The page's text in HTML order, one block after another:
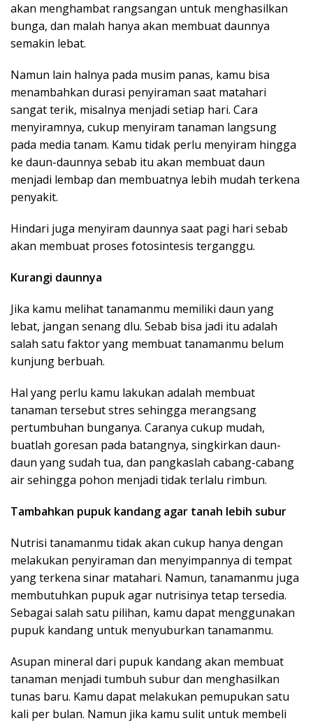
akan menghambat rangsangan untuk menghasilkan
bunga, dan malah hanya akan membuat daunnya
semakin lebat.
Namun lain halnya pada musim panas, kamu bisa
menambahkan durasi penyiraman saat matahari
sangat terik, misalnya menjadi setiap hari. Cara
menyiramnya, cukup menyiram tanaman langsung
pada media tanam. Kamu tidak perlu menyiram hingga
ke daun-daunnya sebab itu akan membuat daun
menjadi lembap dan membuatnya lebih mudah terkena
penyakit.
Hindari juga menyiram daunnya saat pagi hari sebab
akan membuat proses fotosintesis terganggu.
Kurangi daunnya
Jika kamu melihat tanamanmu memiliki daun yang
lebat, jangan senang dlu. Sebab bisa jadi itu adalah
salah satu faktor yang membuat tanamanmu belum
kunjung berbuah.
Hal yang perlu kamu lakukan adalah membuat
tanaman tersebut stres sehingga merangsang
pertumbuhan bunganya. Caranya cukup mudah,
buatlah goresan pada batangnya, singkirkan daun-
daun yang sudah tua, dan pangkaslah cabang-cabang
air sehingga pohon menjadi tidak terlalu rimbun.
Tambahkan pupuk kandang agar tanah lebih subur
Nutrisi tanamanmu tidak akan cukup hanya dengan
melakukan penyiraman dan menyimpannya di tempat
yang terkena sinar matahari. Namun, tanamanmu juga
membutuhkan pupuk agar nutrisinya tetap tersedia.
Sebagai salah satu pilihan, kamu dapat menggunakan
pupuk kandang untuk menyuburkan tanamanmu.
Asupan mineral dari pupuk kandang akan membuat
tanaman menjadi tumbuh subur dan menghasilkan
tunas baru. Kamu dapat melakukan pemupukan satu
kali per bulan. Namun jika kamu sulit untuk membeli